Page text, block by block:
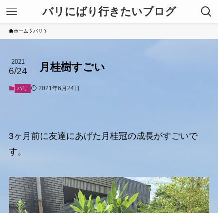
バリにばり行きたいブログ
ホーム バリ
月桂樹すごい
2021
6/24
バリ 2021年6月24日
3ヶ月前に友達にあげた月桂冠の成長がすごいで
す。